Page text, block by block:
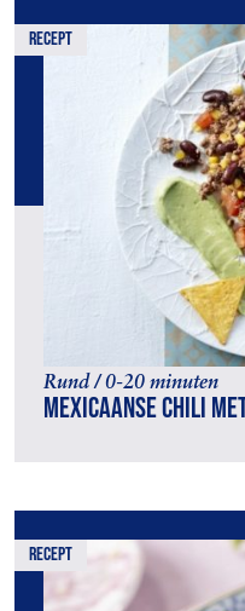
recept
Rund / 0-20 minuten
Mexicaanse chili
recept